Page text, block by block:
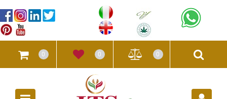
0 0 0